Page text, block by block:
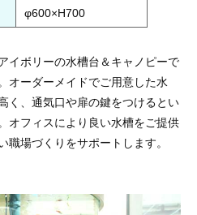
φ600×H700
イボリーの水槽台＆キャノピーで
オーダーメイドでご用意した水
く、通気口や扉の鍵をつけるとい
オフィスにより良い水槽をご提供
職場づくりをサポートします。